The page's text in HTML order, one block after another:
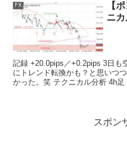
FX
【
ニ
記録 +20.0pips／+0.2pips 3日も
にトレンド転換かも？と思いつ
かった。笑 テクニカル分析 4h
スポン